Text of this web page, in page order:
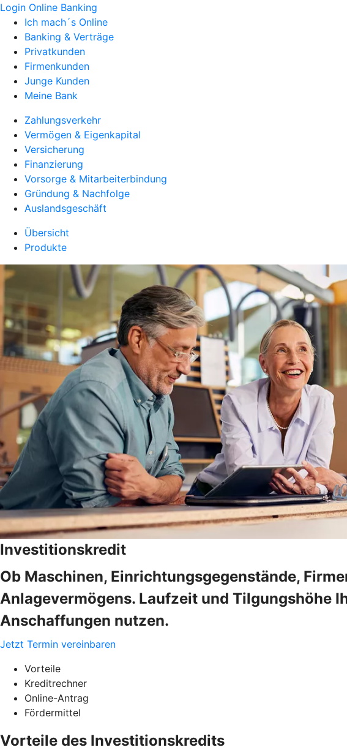
Login Online Banking
Ich mach´s Online
Banking & Verträge
Privatkunden
Firmenkunden
Junge Kunden
Meine Bank
Zahlungsverkehr
Vermögen & Eigenkapital
Versicherung
Finanzierung
Vorsorge & Mitarbeiterbindung
Gründung & Nachfolge
Auslandsgeschäft
Übersicht
Produkte
Investitionskredit
Ob Maschinen, Einrichtungsgegenstände,
Anlagevermögens. Laufzeit und Tilgungshöhe
Anschaffungen nutzen.
Jetzt Termin vereinbaren
Vorteile
Kreditrechner
Online-Antrag
Fördermittel
Vorteile des Investitionskredits